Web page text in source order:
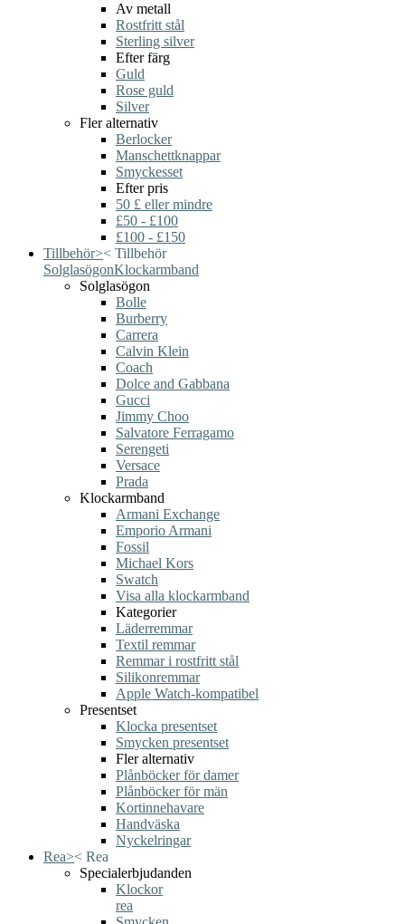
Av metall
Rostfritt stål
Sterling silver
Efter färg
Guld
Rose guld
Silver
Fler alternativ
Berlocker
Manschettknappar
Smyckesset
Efter pris
50 £ eller mindre
£50 - £100
£100 - £150
Tillbehör>< Tillbehör
SolglasögonKlockarmband
Solglasögon
Bolle
Burberry
Carrera
Calvin Klein
Coach
Dolce and Gabbana
Gucci
Jimmy Choo
Salvatore Ferragamo
Serengeti
Versace
Prada
Klockarmband
Armani Exchange
Emporio Armani
Fossil
Michael Kors
Swatch
Visa alla klockarmband
Kategorier
Läderremmar
Textil remmar
Remmar i rostfritt stål
Silikonremmar
Apple Watch-kompatibel
Presentset
Klocka presentset
Smycken presentset
Fler alternativ
Plånböcker för damer
Plånböcker för män
Kortinnehavare
Handväska
Nyckelringar
Rea>< Rea
Specialerbjudanden
Klockor
rea